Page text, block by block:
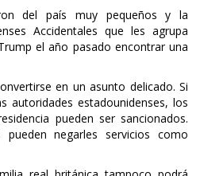
del país muy pequeños y la
Accidentales que les agrupa
el año pasado encontrar una
en un asunto delicado. Si
autoridades estadounidenses, los
pueden ser sancionados.
pueden negarles servicios como